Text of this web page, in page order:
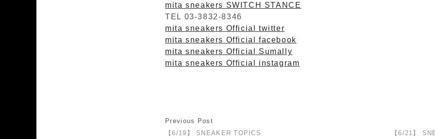
mita sneakers SWITCH STANCE
TEL 03-3832-8346
mita sneakers Official twitter
mita sneakers Official facebook
mita sneakers Official Sumally
mita sneakers Official instagram
Previous Post
【6/19】 SNEAKER TOPICS
【6/21】